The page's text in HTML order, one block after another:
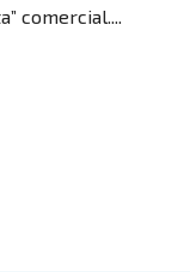
comercial....